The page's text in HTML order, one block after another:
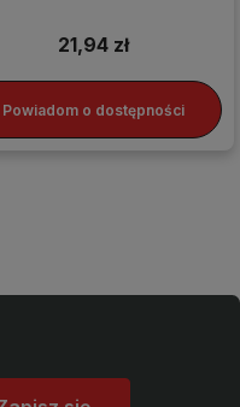
21,94 zł
Powiadom o dostępności